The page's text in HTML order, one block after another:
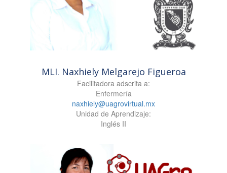
MLI. Naxhiely Melgarejo Figueroa
Facilitadora adscrita a:
Enfermería
naxhiely@uagrovirtual.mx
Unidad de Aprendizaje:
Inglés II